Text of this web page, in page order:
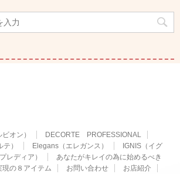
オン）
DECORTE PROFESSIONAL
）
Elegans（エレガンス）
IGNIS（イグ
レディア）
あなたがキレイの為に始めるべき
の８アイテム
お問い合わせ
お店紹介